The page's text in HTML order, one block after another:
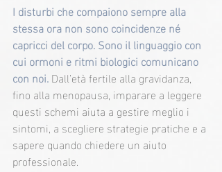
I disturbi che compaiono sempre alla
stessa ora non sono coincidenze né
capricci del corpo. Sono il linguaggio con
cui ormoni e ritmi biologici comunicano
con noi. Dall’età fertile alla gravidanza,
fino alla menopausa, imparare a leggere
questi schemi aiuta a gestire meglio i
sintomi, a scegliere strategie pratiche e a
sapere quando chiedere un aiuto
professionale.